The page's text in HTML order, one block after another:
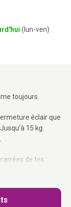
toujours.
éclair que
15 kg.
de tes
(lun-ven)